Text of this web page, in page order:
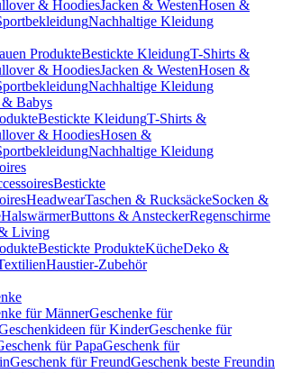
& HoodiesJacken & WestenHosen &
Nachhaltige Kleidung
ProdukteBestickte KleidungT-Shirts &
& HoodiesJacken & WestenHosen &
Nachhaltige Kleidung
Babys
Bestickte KleidungT-Shirts &
& HoodiesHosen &
Nachhaltige Kleidung
Bestickte
HeadwearTaschen & RucksäckeSocken &
HalswärmerButtons & AnsteckerRegenschirme
Living
Bestickte ProdukteKücheDeko &
Haustier-Zubehör
für MännerGeschenke für
für KinderGeschenke für
für PapaGeschenk für
Geschenk für FreundGeschenk beste Freundin